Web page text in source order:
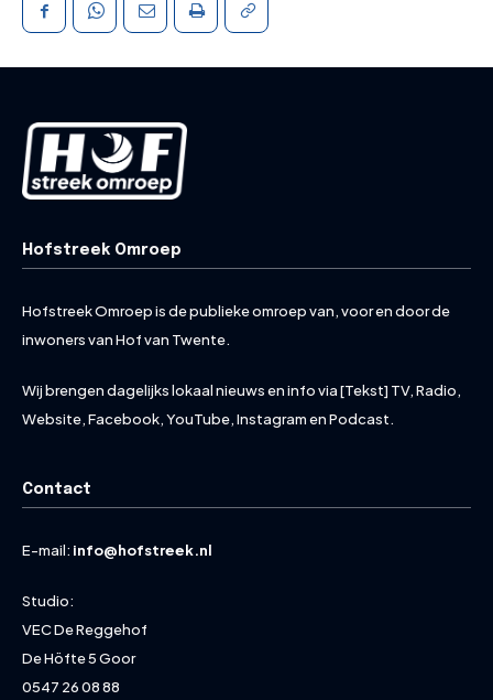
Hofstreek Omroep
Hofstreek Omroep is de publieke omroep van, voor en door de
inwoners van Hof van Twente.
Wij brengen dagelijks lokaal nieuws en info via [Tekst] TV, Radio,
Website, Facebook, YouTube, Instagram en Podcast.
Contact
E-mail: info@hofstreek.nl
Studio:
VEC De Reggehof
De Höfte 5 Goor
0547 26 08 88